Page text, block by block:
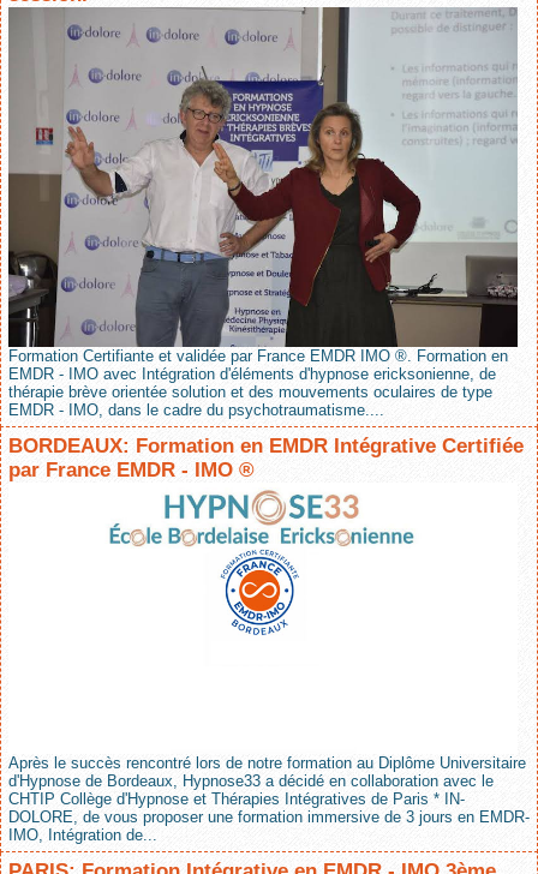
Formation Certifiante et validée par France EMDR IMO ®. Formation en
EMDR - IMO avec Intégration d'éléments d'hypnose ericksonienne, de
thérapie brève orientée solution et des mouvements oculaires de type
EMDR - IMO, dans le cadre du psychotraumatisme....
BORDEAUX: Formation en EMDR Intégrative Certifiée
par France EMDR - IMO ®
Après le succès rencontré lors de notre formation au Diplôme Universitaire
d'Hypnose de Bordeaux, Hypnose33 a décidé en collaboration avec le
CHTIP Collège d'Hypnose et Thérapies Intégratives de Paris * IN-
DOLORE, de vous proposer une formation immersive de 3 jours en EMDR-
IMO, Intégration de...